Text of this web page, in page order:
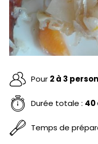
Pour 2 à 3
Durée totale : 40
Temps de